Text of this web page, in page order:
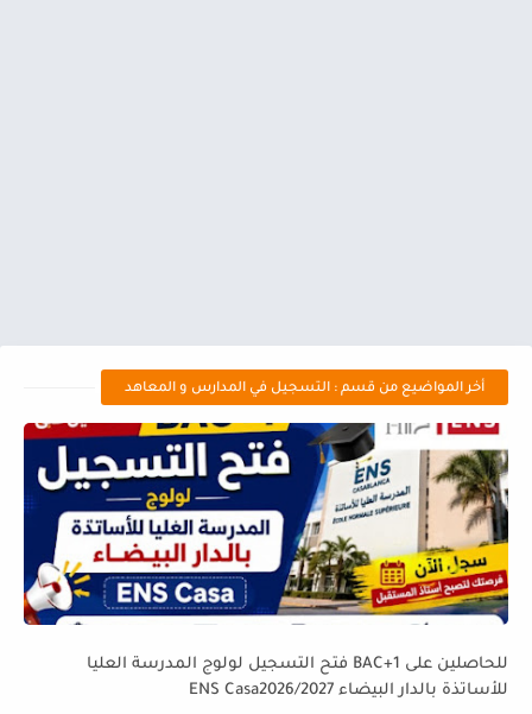
أخر المواضيع من قسم : التسجيل في المدارس و المعاهد
للحاصلين على BAC+1 فتح التسجيل لولوج المدرسة العليا
للأساتذة بالدار البيضاء ENS Casa2026/2027